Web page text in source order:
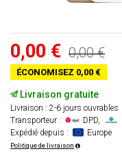
0,00 € 0,00 €
ÉCONOMISEZ 0,00 €
Livraison gratuite
Livraison : 2-6 jours ouvrables
Transporteur :
DPD,
Expédié depuis :
Europe
Politique de livraison